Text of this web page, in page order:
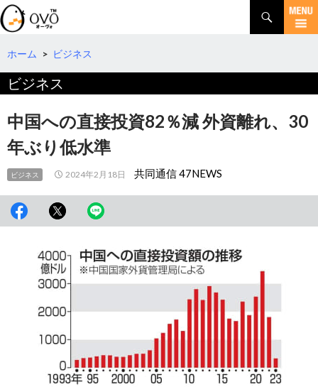
検
索
コ
テ
へ
動
ホーム > ビジネス
ビジネス
中国への直接投資82％減 外資離れ、30
年ぶり低水準
ビジネス 2024年2月18日 共同通信 47NEWS